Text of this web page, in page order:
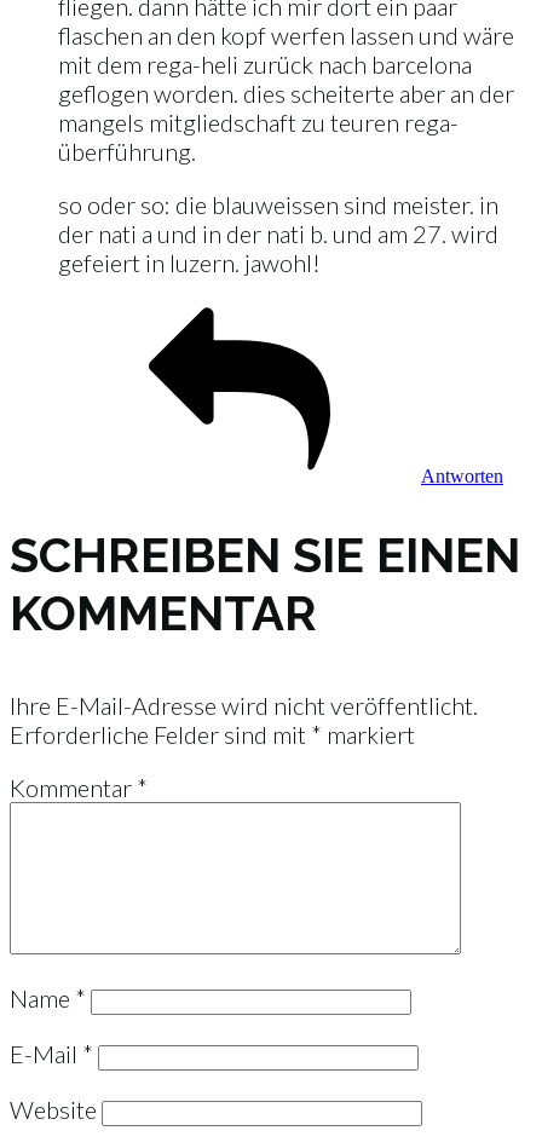
flaschen an den kopf werfen lassen und wäre
mit dem rega-heli zurück nach barcelona
geflogen worden. dies scheiterte aber an der
mangels mitgliedschaft zu teuren rega-
überführung.
so oder so: die blauweissen sind meister. in
der nati a und in der nati b. und am 27. wird
gefeiert in luzern. jawohl!
Antworten
SCHREIBEN SIE EINEN
KOMMENTAR
Ihre E-Mail-Adresse wird nicht veröffentlicht.
Erforderliche Felder sind mit * markiert
Kommentar *
Name *
E-Mail *
Website